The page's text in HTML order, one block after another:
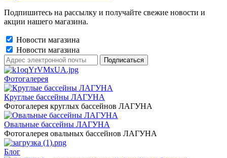
Подпишитесь на рассылку и получайте свежие новости и
акции нашего магазина.
Новости магазина
Новости магазина
Фотогалерея
Круглые бассейны ЛАГУНА
Фотогалерея круглых бассейнов ЛАГУНА
Овальные бассейны ЛАГУНА
Фотогалерея овальных бассейнов ЛАГУНА
Блог